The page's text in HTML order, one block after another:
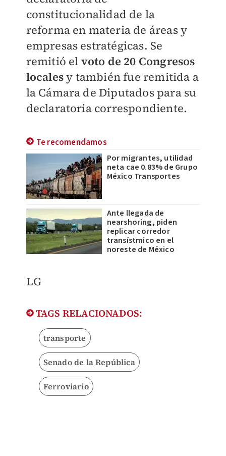
constitucionalidad de la
reforma en materia de áreas y
empresas estratégicas. Se
remitió el voto de 20 Congresos
localesy también fue remitida a
la Cámara de Diputados para su
declaratoria correspondiente.
Te recomendamos
Por migrantes, utilidad
neta cae 0.83% de Grupo
México Transportes
Ante llegada de
nearshoring, piden
replicar corredor
transístmico en el
noreste de México
LG
TAGS RELACIONADOS:
transporte
Senado de la República
Ferroviario